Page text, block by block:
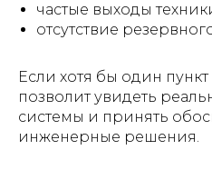
частые выходы
отсутствие
Если хотя бы один
позволит увидеть
системы и принять
инженерные решения.